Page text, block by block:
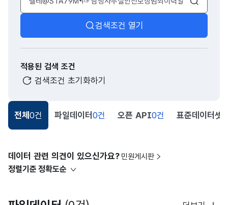
검색
검색조건 열기
적용된 검색 조건
검색조건 초기화하기
전체 0건 파일데이터 0건 오픈 API0건 표준데이터셋
데이터 관련 의견이 있으신가요? 민원게시판
정렬기준 정확도순